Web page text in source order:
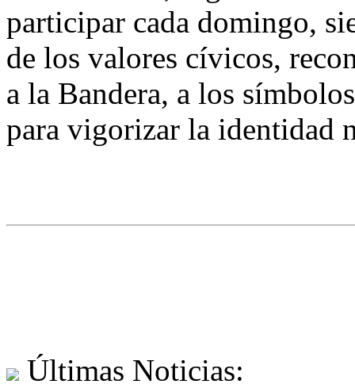
participar cada domingo,
de los valores cívicos,
a la Bandera, a los
para vigorizar la identidad
Últimas Noticias: